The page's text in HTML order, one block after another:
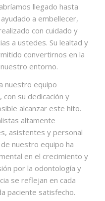
llegado hasta
a embellecer,
con cuidado y
a ustedes. Su lealtad y
convertirnos en la
entorno.
nuestro equipo
con su dedicación y
alcanzar este hito.
altamente
asistentes y personal
nuestro equipo ha
en el crecimiento y
por la odontología y
se reflejan en cada
paciente satisfecho.